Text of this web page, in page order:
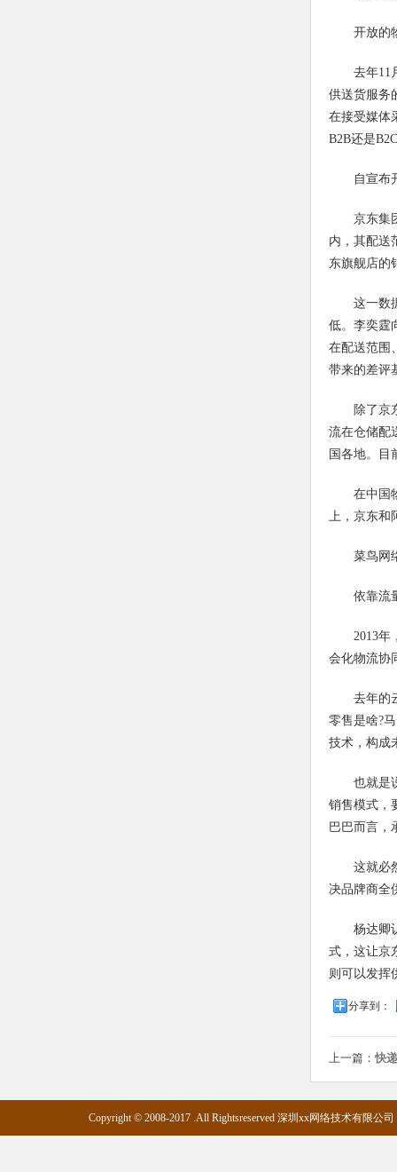
开放的
去年11
供送货服务
在接受媒体
B2B还是
自宣布
京东集
内，其配送
东旗舰店的
这一数
低。李奕霆
在配送范围
带来的差评
除了京
流在仓储配
国各地。目
在中国
上，京东和
菜鸟网
依靠流
2013年
会化物流协
去年的
零售是啥?
技术，构成
也就是
销售模式，
巴巴而言，
这就必
决品牌商全
杨达卿
式，这让京
则可以发挥
分享到：
上一篇：快
Copyright © 2008-2017 .All Rightsreserved 深圳xx网络技术有限公